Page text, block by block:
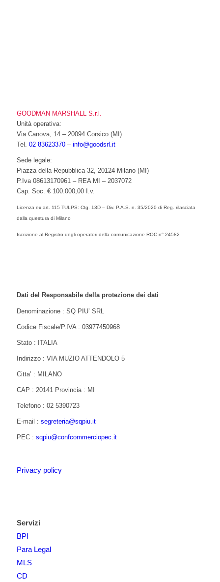
GOODMAN MARSHALL S.r.l.
Unità operativa:
Via Canova, 14 – 20094 Corsico (MI)
Tel. 02 83623370– info@goodsrl.it
Sede legale:
Piazza della Repubblica 32, 20124 Milano (MI)
P.Iva 08613170961 – REA MI – 2037072
Cap. Soc. € 100.000,00 I.v.
Licenza ex art. 115 TULPS: Ctg. 13D – Div. P.A.S. n. 35/2020 di Reg. rilasciata
dalla questura di Milano
Iscrizione al Registro degli operatori della comunicazione ROC n° 24582
Dati del Responsabile della protezione dei dati
Denominazione : SQ PIU’ SRL
Codice Fiscale/P.IVA : 03977450968
Stato : ITALIA
Indirizzo : VIA MUZIO ATTENDOLO 5
Citta’ : MILANO
CAP : 20141 Provincia : MI
Telefono : 02 5390723
E-mail : segreteria@sqpiu.it
PEC : sqpiu@confcommerciopec.it
Privacy policy
Servizi
BPI
Para Legal
MLS
CD